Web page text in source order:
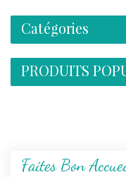
Catégories
PRODUITS
Faites Bon